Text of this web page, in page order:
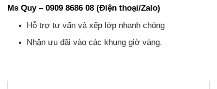
Ms Quy – 0909 8686 08 (Điện thoại/Zalo)
Hỗ trợ tư vấn và xếp lớp nhanh chóng
Nhận ưu đãi vào các khung giờ vàng.